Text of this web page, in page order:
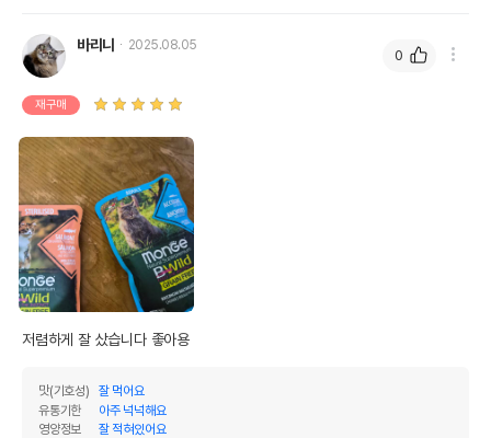
바리니 2025.08.05
재구매
저렴하게 잘 샀습니다 좋아용
맛(기호성)
잘 먹어요
유통기한
아주 넉넉해요
영양정보
잘 적혀있어요
0